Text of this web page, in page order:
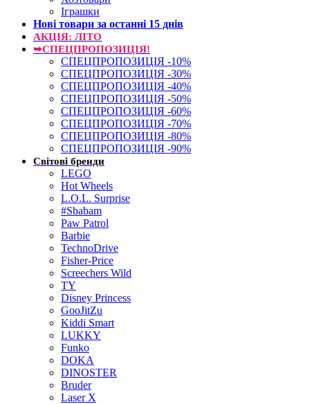
Іграшки
Нові товари за останнi 15 днiв
АКЦІЯ: ЛІТО
➥СПЕЦПРОПОЗИЦІЯ!
СПЕЦПРОПОЗИЦІЯ -10%
СПЕЦПРОПОЗИЦІЯ -30%
СПЕЦПРОПОЗИЦІЯ -40%
СПЕЦПРОПОЗИЦІЯ -50%
СПЕЦПРОПОЗИЦІЯ -60%
СПЕЦПРОПОЗИЦІЯ -70%
СПЕЦПРОПОЗИЦІЯ -80%
СПЕЦПРОПОЗИЦІЯ -90%
Світові бренди
LEGO
Hot Wheels
L.O.L. Surprise
#Sbabam
Paw Patrol
Barbie
TechnoDrive
Fisher-Price
Screechers Wild
TY
Disney Princess
GooJitZu
Kiddi Smart
LUKKY
Funko
DOKA
DINOSTER
Bruder
Laser X